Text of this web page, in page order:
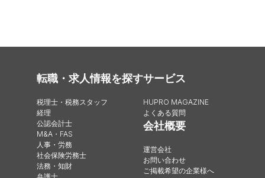
転職・求人情報を探す
税理士・税務スタッフ
経理
公認会計士
M&A・FAS
人事・労務
社会保険労務士
法務・知財
サービス
HUPRO MAGAZINE
よくある質問
会社概要
運営会社
お問い合わせ
ご掲載希望の企業様へ